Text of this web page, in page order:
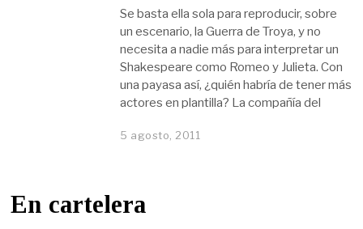
Se basta ella sola para reproducir, sobre
un escenario, la Guerra de Troya, y no
necesita a nadie más para interpretar un
Shakespeare como Romeo y Julieta. Con
una payasa así, ¿quién habría de tener más
actores en plantilla? La compañía del
5 agosto, 2011
En cartelera